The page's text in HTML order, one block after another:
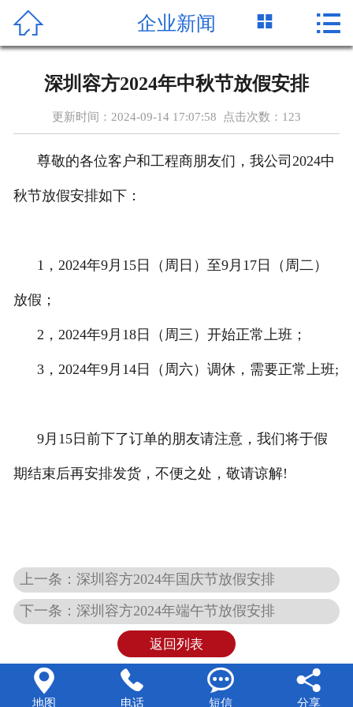
 首页
服务支持
 企业新闻  
深圳容方2024年中秋节放假安排
更新时间：2024-09-14 17:07:58 点击次数： 123
尊敬的各位客户和工程商朋友们，我公司2024中
秋节放假安排如下：
1，2024年9月15日（周日）至9月17日（周二）
放假；
2，2024年9月18日（周三）开始正常上班；
3，2024年9月14日（周六）调休，需要正常上班;
9月15日前下了订单的朋友请注意，我们将于假
期结束后再安排发货，不便之处，敬请谅解!
上一条：深圳容方2024年国庆节放假安排
下一条：深圳容方2024年端午节放假安排
返回列表

地图

电话

短信

分享